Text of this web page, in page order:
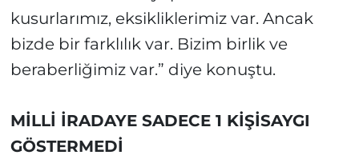
kusurlarımız, eksikliklerimiz var. Ancak
bizde bir farklılık var. Bizim birlik ve
beraberliğimiz var.” diye konuştu.
MİLLİ İRADAYE SADECE 1 KİŞİSAYGI
GÖSTERMEDİ